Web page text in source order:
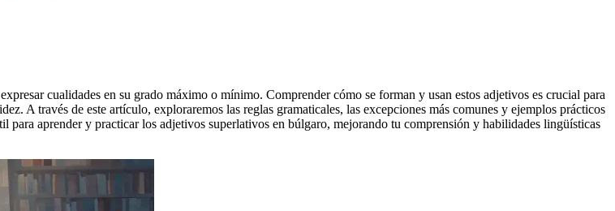
cualidades en su grado máximo o mínimo. Comprender cómo se forman y usan estos adjetivos es crucial para
A través de este artículo, exploraremos las reglas gramaticales, las excepciones más comunes y ejemplos prácticos
para aprender y practicar los adjetivos superlativos en búlgaro, mejorando tu comprensión y habilidades lingüísticas